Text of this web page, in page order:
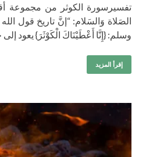
تفسيرسورة الكوثر من مجموعة
الصَلاة وَالسَلام: “إنَّ تاريخ قول
وسلم: {إِنَّا أَعْطَيْنَاكَ الْكَوْثَرَ} يعود إلى
إقرأ المزيد